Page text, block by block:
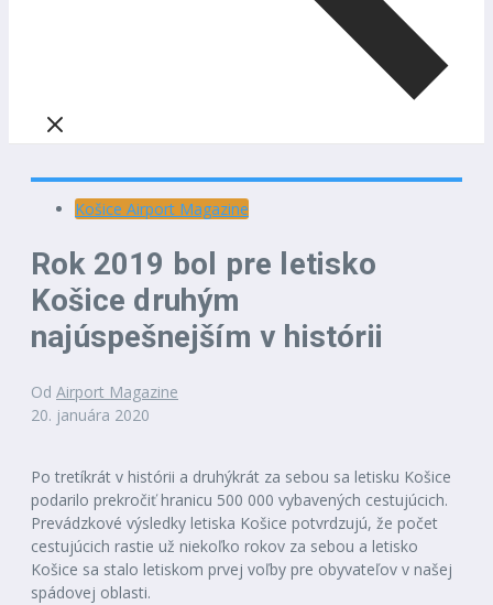
Košice Airport Magazine
Rok 2019 bol pre letisko
Košice druhým
najúspešnejším v histórii
Od Airport Magazine
20. januára 2020
Po tretíkrát v histórii a druhýkrát za sebou sa letisku Košice
podarilo prekročiť hranicu 500 000 vybavených cestujúcich.
Prevádzkové výsledky letiska Košice potvrdzujú, že počet
cestujúcich rastie už niekoľko rokov za sebou a letisko
Košice sa stalo letiskom prvej voľby pre obyvateľov v našej
spádovej oblasti.